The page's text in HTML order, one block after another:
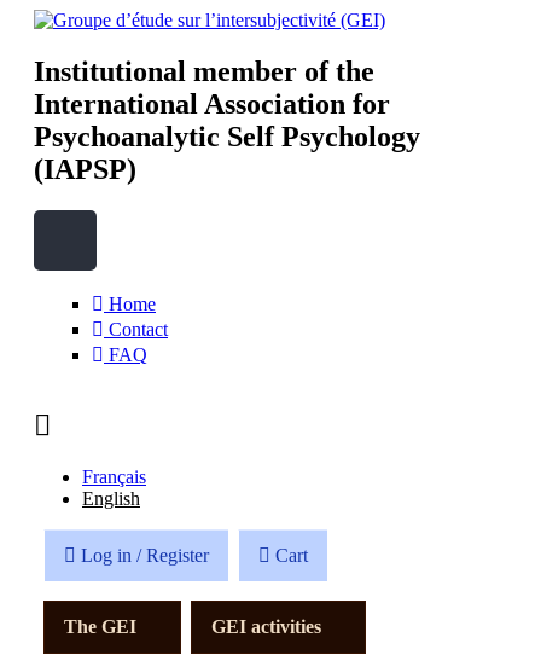
Skip to main content
Groupe d’étude sur
l’intersubjectivité (GEI)
Institutional member of the
International Association for
Psychoanalytic Self Psychology
(IAPSP)
Home
Contact
FAQ
Français
English
Log in / Register Cart
The GEI GEI activities